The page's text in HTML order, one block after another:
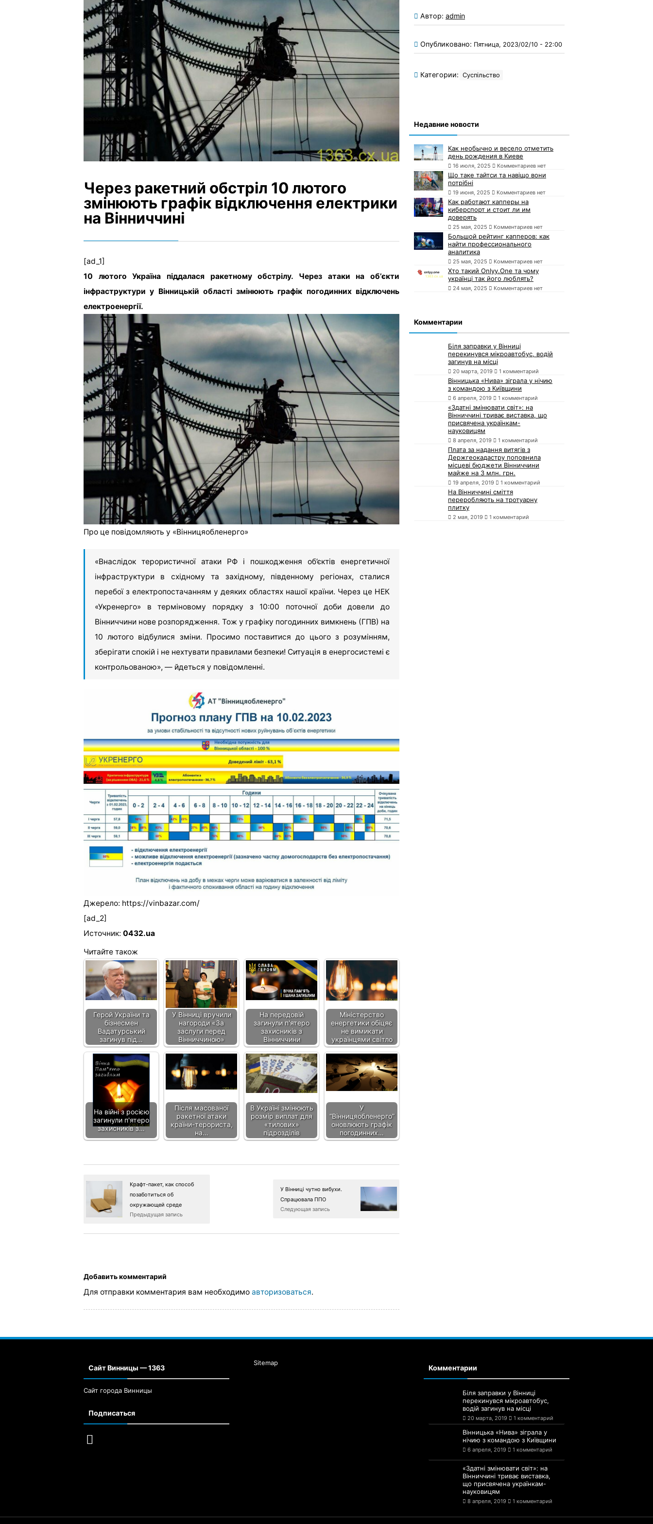
Через ракетний обстріл 10 лютого
змінюють графік відключення електрики
на Вінниччині
[ad_1]
10 лютого Україна піддалася ракетному обстрілу. Через атаки на об’єкти
інфраструктури у Вінницькій області змінюють графік погодинних відключень
електроенергії.
Про це повідомляють у «Вінницяобленерго»
«Внаслідок терористичної атаки РФ і пошкодження об’єктів енергетичної
інфраструктури в східному та західному, південному регіонах, сталися
перебої з електропостачанням у деяких областях нашої країни. Через це НЕК
«Укренерго» в терміновому порядку з 10:00 поточної доби довели до
Вінниччини нове розпорядження. Тож у графіку погодинних вимкнень (ГПВ) на
10 лютого відбулися зміни. Просимо поставитися до цього з розумінням,
зберігати спокій і не нехтувати правилами безпеки! Ситуація в енергосистемі є
контрольованою», — йдеться у повідомленні.
Джерело: https://vinbazar.com/
[ad_2]
Источник: 0432.ua
Читайте також
Герой України та
бізнесмен
Вадатурський
загинув під…
У Вінниці вручили
нагороди «За
заслуги перед
Вінниччиною»
На передовій
загинули п'ятеро
захисників з
Вінниччини
Міністерство
енергетики обіцяє
не вимикати
українцями світло
На війні з росією
загинули п'ятеро
захисників з…
Після масованої
ракетної атаки
країни-терориста,
на…
В Україні змінюють
розмір виплат для
«тилових»
підрозділів
У
“Вінницяобленерго”
оновлюють графік
погодинних…
Крафт-пакет, как способ
позаботиться об
окружающей среде
Предыдущая запись
У Вінниці чутно вибухи.
Спрацювала ППО
Следующая запись
Добавить комментарий
Для отправки комментария вам необходимо авторизоваться.
Автор: admin
Опубликовано: Пятница, 2023/02/10 - 22:00
Категории: Суспільство
Недавние новости
Как необычно и весело отметить
день рождения в Киеве
16 июля, 2025 Комментариев нет
Що таке тайтси та навіщо вони
потрібні
19 июня, 2025 Комментариев нет
Как работают капперы на
киберспорт и стоит ли им
доверять
25 мая, 2025 Комментариев нет
Большой рейтинг капперов: как
найти профессионального
аналитика
25 мая, 2025 Комментариев нет
Хто такий Onlyy.One та чому
українці так його люблять?
24 мая, 2025 Комментариев нет
Комментарии
Біля заправки у Вінниці
перекинувся мікроавтобус, водій
загинув на місці
20 марта, 2019 1 комментарий
Вінницька «Нива» зіграла у нічию
з командою з Київщини
6 апреля, 2019 1 комментарий
«Здатні змінювати світ»: на
Вінниччині триває виставка, що
присвячена українкам-
науковицям
8 апреля, 2019 1 комментарий
Плата за надання витягів з
Держгеокадастру поповнила
місцеві бюджети Вінниччини
майже на 3 млн. грн.
19 апреля, 2019 1 комментарий
На Вінниччині сміття
переробляють на тротуарну
плитку
2 мая, 2019 1 комментарий
Сайт Винницы — 1363
Сайт города Винницы
Подписаться
Sitemap
Комментарии
Біля заправки у Вінниці
перекинувся мікроавтобус,
водій загинув на місці
20 марта, 2019 1 комментарий
Вінницька «Нива» зіграла у
нічию з командою з Київщини
6 апреля, 2019 1 комментарий
Вінниччині триває виставка,
що присвячена українкам-
науковицям
8 апреля, 2019